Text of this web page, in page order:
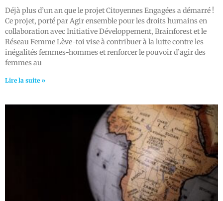
Déjà plus d’un an que le projet Citoyennes Engagées a démarré !
Ce projet, porté par Agir ensemble pour les droits humains en
collaboration avec Initiative Développement, Brainforest et le
Réseau Femme Lève-toi vise à contribuer à la lutte contre les
inégalités femmes-hommes et renforcer le pouvoir d’agir des
femmes au
Lire la suite »